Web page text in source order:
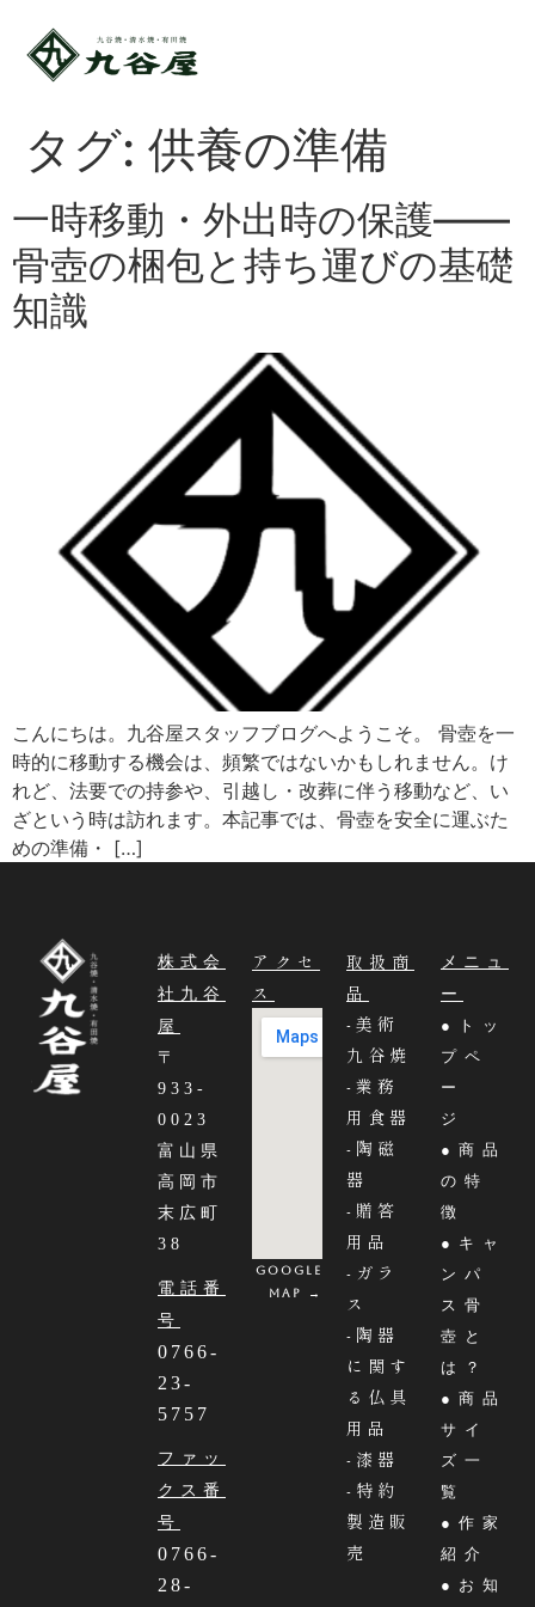
タグ: 供養の準備
一時移動・外出時の保護——
骨壺の梱包と持ち運びの基礎
知識
こんにちは。九谷屋スタッフブログへようこそ。 骨壺を一
時的に移動する機会は、頻繁ではないかもしれません。け
れど、法要での持参や、引越し・改葬に伴う移動など、い
ざという時は訪れます。本記事では、骨壺を安全に運ぶた
めの準備・ […]
株式会
社九谷
屋
〒
933-
0023
富山県
高岡市
末広町
38
電話番
号
0766-
23-
5757
ファッ
クス番
号
0766-
28-
アクセ
ス
Google
MAP →
取扱商
品
-美術
九谷焼
-業務
用食器
-陶磁
器
-贈答
用品
-ガラ
ス
-陶器
に関す
る仏具
用品
-漆器
-特約
製造販
売
メニュ
ー
●トッ
プペ
ー
ジ
●商品
の特
徴
●キャ
ンパ
ス骨
壺と
は？
●商品
サイ
ズ一
覧
●作家
紹介
●お知